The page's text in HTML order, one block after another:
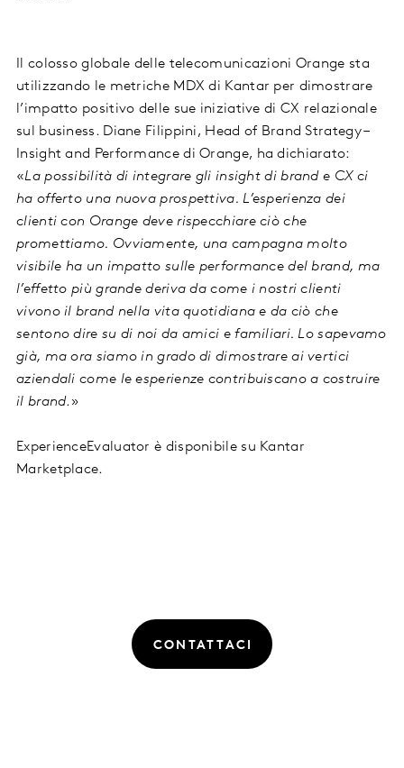
Il colosso globale delle telecomunicazioni Orange sta
utilizzando le metriche MDX di Kantar per dimostrare
l’impatto positivo delle sue iniziative di CX relazionale
sul business. Diane Filippini, Head of Brand Strategy –
Insight and Performance di Orange, ha dichiarato:
«La possibilità di integrare gli insight di brand e CX ci
ha offerto una nuova prospettiva. L’esperienza dei
clienti con Orange deve rispecchiare ciò che
promettiamo. Ovviamente, una campagna molto
visibile ha un impatto sulle performance del brand, ma
l’effetto più grande deriva da come i nostri clienti
vivono il brand nella vita quotidiana e da ciò che
sentono dire su di noi da amici e familiari. Lo sapevamo
già, ma ora siamo in grado di dimostrare ai vertici
aziendali come le esperienze contribuiscano a costruire
il brand.»
ExperienceEvaluator è disponibile su Kantar
Marketplace.
CONTATTACI